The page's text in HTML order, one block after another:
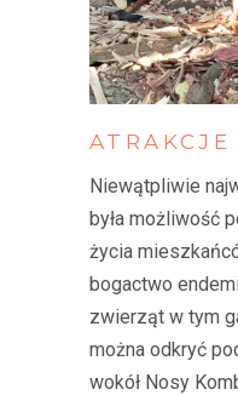
ATRAKCJE
Niewątpliwie
była możliwość
życia
bogactwo
zwierząt w tym
można odkryć
wokół Nosy